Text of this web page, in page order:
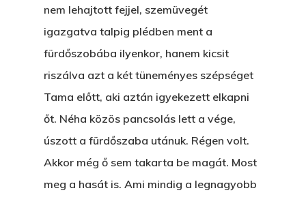
nem lehajtott fejjel, szemüvegét
igazgatva talpig plédben ment a
fürdőszobába ilyenkor, hanem kicsit
riszálva azt a két tüneményes szépséget
Tama előtt, aki aztán igyekezett elkapni
őt. Néha közös pancsolás lett a vége,
úszott a fürdőszaba utánuk. Régen volt.
Akkor még ő sem takarta be magát. Most
meg a hasát is. Ami mindig a legnagyobb